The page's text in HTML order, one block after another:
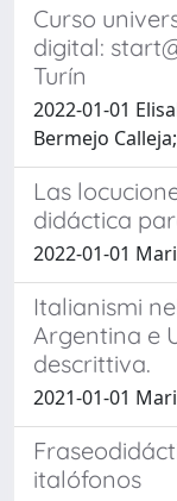
Curso
digital:
Turín
2022-01-01
Bermejo
Las
didáctica
2022-01-01
Italianismi
Argentina e
descrittiva.
2021-01-01
italófonos